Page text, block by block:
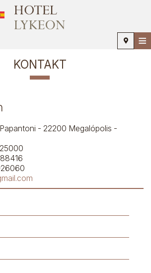
≡
STARTSEITE
STANDORT
NACHFRAGE
KONTAKT
KONTAKT
- 22200 Megalópolis -